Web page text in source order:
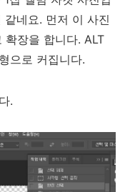
네요. 먼저 이 사진
확장을 합니다. ALT
으로 커집니다.
.